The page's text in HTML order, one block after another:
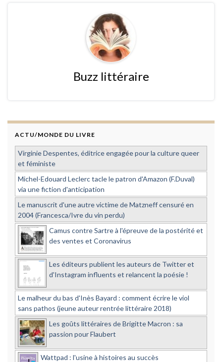
Buzz littéraire
ACTU/MONDE DU LIVRE
Virginie Despentes, éditrice engagée pour la culture queer
et féministe
Michel-Edouard Leclerc tacle le patron d'Amazon (F.Duval)
via une fiction d'anticipation
Le manuscrit d'une autre victime de Matzneff censuré en
2004 (Francesca/Ivre du vin perdu)
Camus contre Sartre à l'épreuve de la postérité et
des ventes et Coronavirus
Les éditeurs publient les auteurs de Twitter et
d'Instagram influents et relancent la poésie !
Le malheur du bas d'Inès Bayard : comment écrire le viol
sans pathos (jeune auteur rentrée littéraire 2018)
Les goûts littéraires de Brigitte Macron : sa
passion pour Flaubert
Wattpad : l'usine à histoires au succès